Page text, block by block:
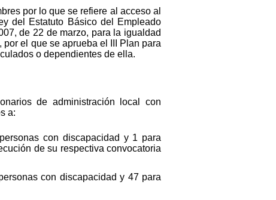
por lo que se refiere al acceso al
del Estatuto Básico del Empleado
de 22 de marzo, para la igualdad
el que se aprueba el III Plan para
o dependientes de ella.
de administración local con
a:
con discapacidad y 1 para
de su respectiva convocatoria
con discapacidad y 47 para